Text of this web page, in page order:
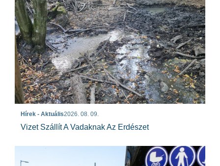
Hírek - Aktuális2026. 08. 09.
Vizet Szállít A Vadaknak Az Erdészet